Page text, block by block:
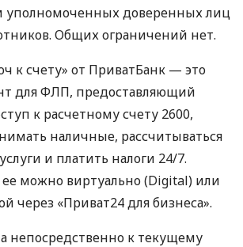
уполномоченных доверенных лиц
Общих ограничений нет.
к счету» от ПриватБанк — это
для ФЛП, предоставляющий
к расчетному счету 2600,
наличные, рассчитываться
и платить налоги 24/7.
можно виртуально (Digital) или
через «Приват24 для бизнеса».
непосредственно к текущему